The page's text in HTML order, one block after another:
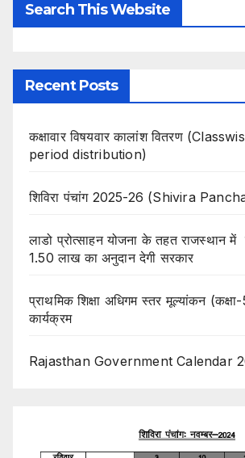
Search This Website
Recent Posts
कक्षावार विषयवार कालांश वितरण
period distribution)
शिविरा पंचांग 2025-26 (Shivira
लाडो प्रोत्साहन योजना के तहत राजस्थान
1.50 लाख का अनुदान देगी सरकार
प्राथमिक शिक्षा अधिगम स्तर मूल्यांकन
कार्यक्रम
Rajasthan Government Calendar